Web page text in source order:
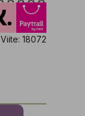
Viite: 18072